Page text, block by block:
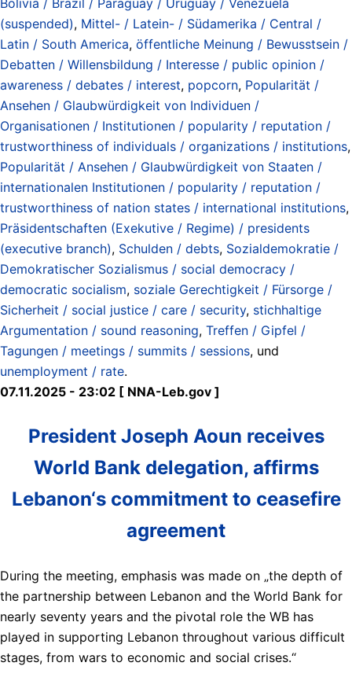
(suspended), Mittel- / Latein- / Südamerika / Central /
Latin / South America, öffentliche Meinung / Bewusstsein /
Debatten / Willensbildung / Interesse / public opinion /
awareness / debates / interest, popcorn, Popularität /
Ansehen / Glaubwürdigkeit von Individuen /
Organisationen / Institutionen / popularity / reputation /
trustworthiness of individuals / organizations / institutions,
Popularität / Ansehen / Glaubwürdigkeit von Staaten /
internationalen Institutionen / popularity / reputation /
trustworthiness of nation states / international institutions,
Präsidentschaften (Exekutive / Regime) / presidents
(executive branch), Schulden / debts, Sozialdemokratie /
Demokratischer Sozialismus / social democracy /
democratic socialism, soziale Gerechtigkeit / Fürsorge /
Sicherheit / social justice / care / security, stichhaltige
Argumentation / sound reasoning, Treffen / Gipfel /
Tagungen / meetings / summits / sessions, und
unemployment / rate.
07.11.2025 - 23:02 [ NNA-Leb.gov ]
President Joseph Aoun receives
World Bank delegation, affirms
Lebanon‘s commitment to ceasefire
agreement
During the meeting, emphasis was made on „the depth of
the partnership between Lebanon and the World Bank for
nearly seventy years and the pivotal role the WB has
played in supporting Lebanon throughout various difficult
stages, from wars to economic and social crises.“